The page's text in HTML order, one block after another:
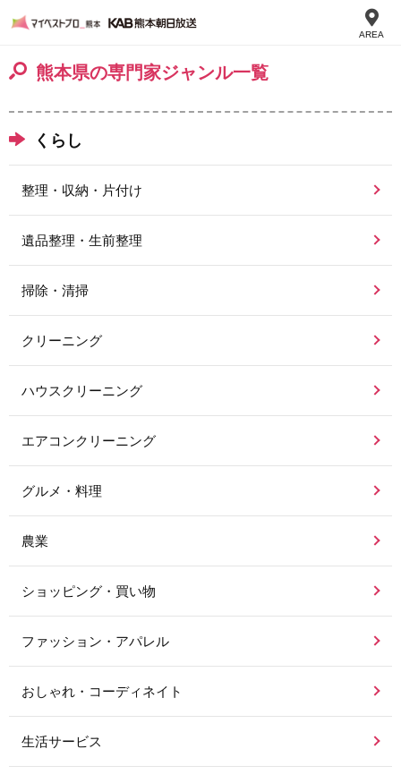
AREA
熊本県の専門家ジャンル一覧
くらし
整理・収納・片付け
遺品整理・生前整理
掃除・清掃
クリーニング
ハウスクリーニング
エアコンクリーニング
グルメ・料理
農業
ショッピング・買い物
ファッション・アパレル
おしゃれ・コーディネイト
生活サービス